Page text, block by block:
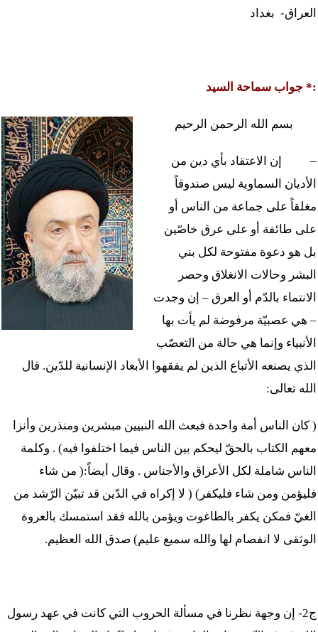
العراق- بغداد
جواب سماحة السيد *:
بسم الله الرحمن الرحيم
–
إن الاعتقاد بأي دين من
الأديان السماوية ليس صندوقاً
مغلقاً على جماعة من الناس أو
على طائفة أو على عرق خاصّين
بل هو دعوة مفتوحة لكل بني
البشر وحالات الانغلاق وحصر
الانتماء بالدّم أو العرق – إن وجدت
– هي عصبيّة مرفوضة لم يأت بها
الأنبياء وإنما هي حالة من التعصّب
الذي يصنعه الأتباع الذين لم يفقهوا الأبعاد الإنسانية للدّين. قال
الله تعالى:
( كان الناس أمة واحدة فبعث الله النبيين مبشرين ومنذرين وأنزا
معهم الكتاب بالحقّ ليحكم بين الناس فيما اختلفوا فيه) . وكلمة
الناس شاملة لكل الأعراق والأجناس . وقال أيضاً:( من شاء
فليؤمن ومن شاء فليكفر) ( لا إكراه في الدّين قد تبيّن الرّشد من
الغيّ فمكن يكفر بالطاغوت ويؤمن بالله فقد استمسك بالعروة
الوثقى لا انفصام لها والله سميع عليم) صدق الله العظيم.
ج2- إن وجهة نظرنا في مسألة الحروب التي كانت في عهد رسول